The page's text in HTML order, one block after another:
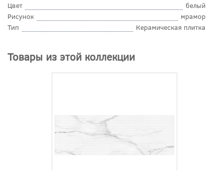
Цвет
белый
Рисунок
мрамор
Тип
Керамическая плитка
Товары из этой коллекции